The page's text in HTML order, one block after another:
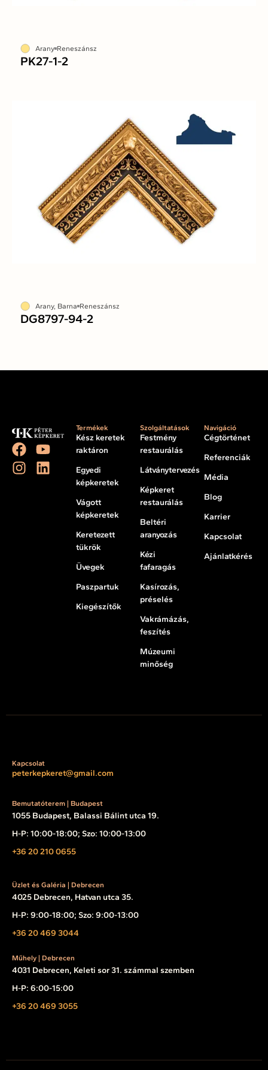
Arany Reneszánsz
PK27-1-2
Arany, Barna Reneszánsz
DG8797-94-2
Termékek
Kész keretek
raktáron
Egyedi
képkeretek
Vágott
képkeretek
Keretezett
tükrök
Üvegek
Paszpartuk
Kiegészítők
Szolgáltatások
Festmény
restaurálás
Látványtervezés
Képkeret
restaurálás
Beltéri
aranyozás
Kézi
fafaragás
Kasírozás,
préselés
Vakrámázás,
feszítés
Múzeumi
minőség
Navigáció
Cégtörténet
Referenciák
Média
Blog
Karrier
Kapcsolat
Ajánlatkérés
Kapcsolat
peterkepkeret@gmail.com
Bemutatóterem | Budapest
1055 Budapest, Balassi Bálint utca 19.
H-P: 10:00-18:00; Szo: 10:00-13:00
+36 20 210 0655
Üzlet és Galéria | Debrecen
4025 Debrecen, Hatvan utca 35.
H-P: 9:00-18:00; Szo: 9:00-13:00
+36 20 469 3044
Műhely | Debrecen
4031 Debrecen, Keleti sor 31. számmal szemben
H-P: 6:00-15:00
+36 20 469 3055